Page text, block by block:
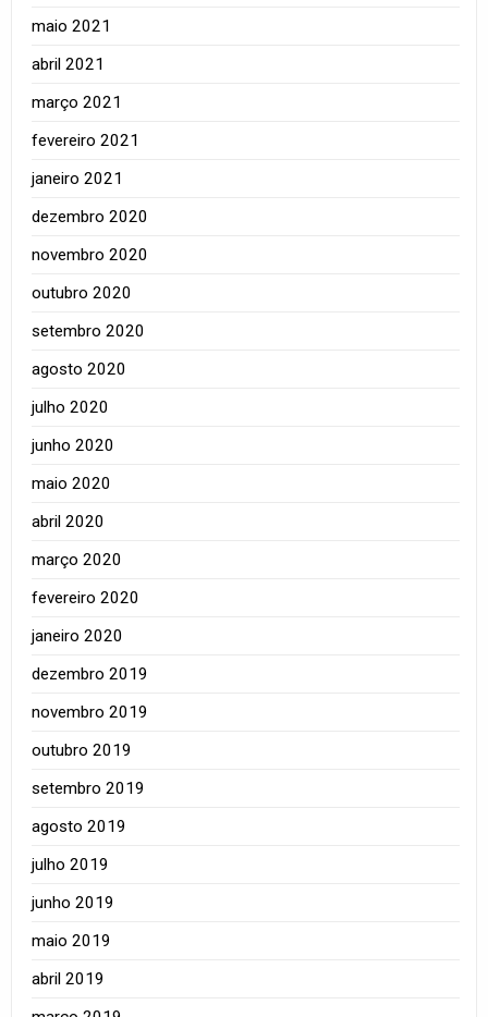
maio 2021
abril 2021
março 2021
fevereiro 2021
janeiro 2021
dezembro 2020
novembro 2020
outubro 2020
setembro 2020
agosto 2020
julho 2020
junho 2020
maio 2020
abril 2020
março 2020
fevereiro 2020
janeiro 2020
dezembro 2019
novembro 2019
outubro 2019
setembro 2019
agosto 2019
julho 2019
junho 2019
maio 2019
abril 2019